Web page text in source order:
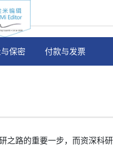
保密 付款与发票
之路的重要一步，而资深科